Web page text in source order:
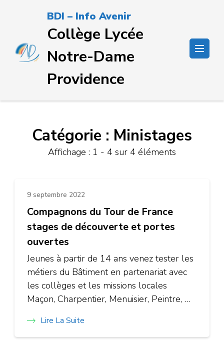
(Pressez
Entrée)
BDI – Info Avenir
Collège Lycée
Notre-Dame
Providence
Catégorie : Ministages
Affichage : 1 - 4 sur 4 éléments
9 septembre 2022
Compagnons du Tour de France
stages de découverte et portes
ouvertes
Jeunes à partir de 14 ans venez tester les
métiers du Bâtiment en partenariat avec
les collèges et les missions locales
Maçon, Charpentier, Menuisier, Peintre, …
Lire La Suite